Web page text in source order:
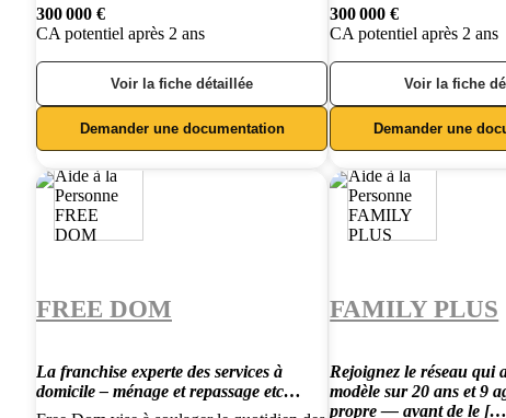
300 000 €
CA potentiel après 2 ans
Voir la fiche détaillée
Demander une documentation
300 000 €
CA potentiel après 2 ans
Voir la fiche
Demander une
FREE DOM
La franchise experte des services à
domicile – ménage et repassage etc…
FAMILY PLUS
Rejoignez le réseau qui
modèle sur 20 ans et 9
propre — avant de le